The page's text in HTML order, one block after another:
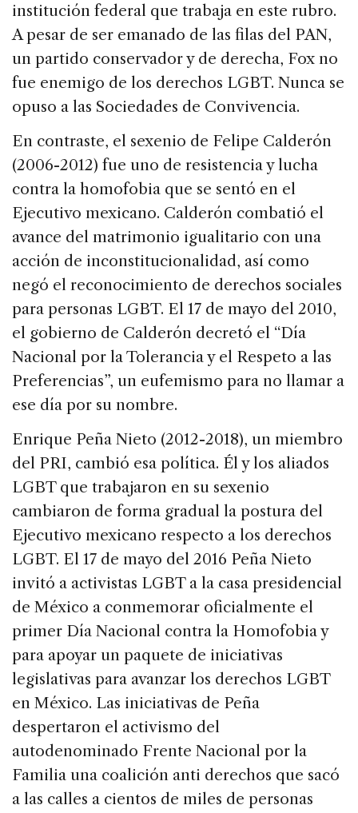
institución federal que trabaja en este rubro.
A pesar de ser emanado de las filas del PAN,
un partido conservador y de derecha, Fox no
fue enemigo de los derechos LGBT. Nunca se
opuso a las Sociedades de Convivencia.
En contraste, el sexenio de Felipe Calderón
(2006-2012) fue uno de resistencia y lucha
contra la homofobia que se sentó en el
Ejecutivo mexicano. Calderón combatió el
avance del matrimonio igualitario con una
acción de inconstitucionalidad, así como
negó el reconocimiento de derechos sociales
para personas LGBT. El 17 de mayo del 2010,
el gobierno de Calderón decretó el “Día
Nacional por la Tolerancia y el Respeto a las
Preferencias”, un eufemismo para no llamar a
ese día por su nombre.
Enrique Peña Nieto (2012-2018), un miembro
del PRI, cambió esa política. Él y los aliados
LGBT que trabajaron en su sexenio
cambiaron de forma gradual la postura del
Ejecutivo mexicano respecto a los derechos
LGBT. El 17 de mayo del 2016 Peña Nieto
invitó a activistas LGBT a la casa presidencial
de México a conmemorar oficialmente el
primer Día Nacional contra la Homofobia y
para apoyar un paquete de iniciativas
legislativas para avanzar los derechos LGBT
en México. Las iniciativas de Peña
despertaron el activismo del
autodenominado Frente Nacional por la
Familia una coalición anti derechos que sacó
a las calles a cientos de miles de personas